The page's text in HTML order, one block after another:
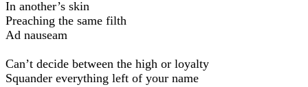
In another’s skin
Preaching the same filth
Ad nauseam
Can’t decide between the high or loyalty
Squander everything left of your name